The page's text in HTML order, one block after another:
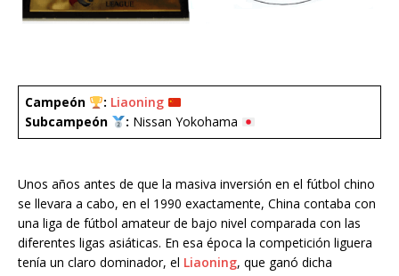
Campeón : Liaoning
Subcampeón
: Nissan Yokohama
Unos años antes de que la masiva inversión en el fútbol chino
se llevara a cabo, en el 1990 exactamente, China contaba con
una liga de fútbol amateur de bajo nivel comparada con las
diferentes ligas asiáticas. En esa época la competición liguera
tenía un claro dominador, el Liaoning, que ganó dicha